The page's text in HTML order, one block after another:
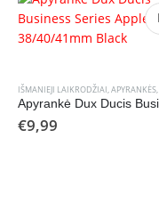
IŠMANIEJI LAIKRODŽIAI, APYRANKĖS,
€9,99